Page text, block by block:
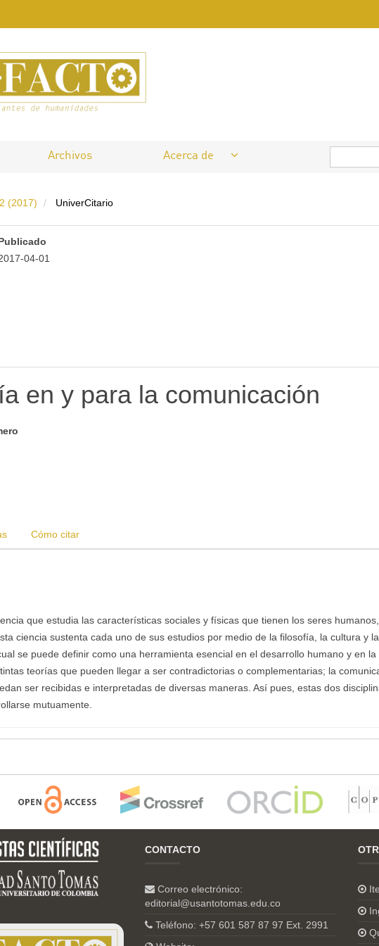
Archivos Acerca de
(2017) UniverCitario
04-01
en y para la comunicación
Cómo citar
que estudia las características sociales y físicas que tienen los seres
ciencia sustenta cada uno de sus estudios por medio de la filosofía, la cultura y
se puede definir como una herramienta esencial en el desarrollo humano y en la
teorías que pueden llegar a ser contradictorias o complementarias; la
ser recibidas e interpretadas de diversas maneras. Así pues, estas dos
mutuamente.
CONTACTO
Correo electrónico:
editorial@usantotomas.edu.co
Teléfono: +57 601 587 87 97 Ext. 2991